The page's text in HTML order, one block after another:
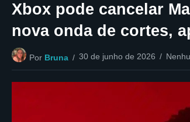
Xbox pode cancelar
nova onda de cortes,
Por Bruna 30 de junho de 2026